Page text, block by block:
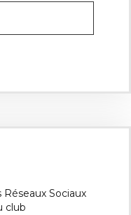
Sociaux
club